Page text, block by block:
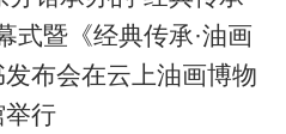
式暨《经典传承·油画
布会在云上油画博物
举行